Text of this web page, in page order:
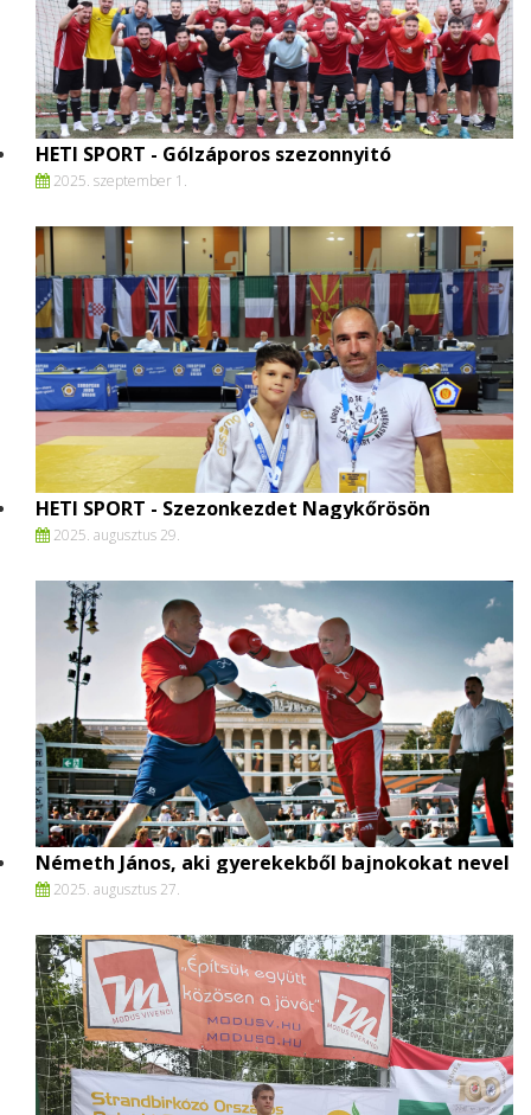
HETI SPORT - Gólzáporos szezonnyitó
2025. szeptember 1.
HETI SPORT - Szezonkezdet Nagykőrösön
2025. augusztus 29.
Németh János, aki gyerekekből bajnokokat nevel
2025. augusztus 27.